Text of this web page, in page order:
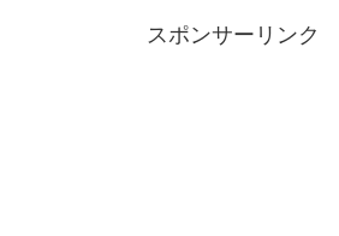
スポンサーリンク